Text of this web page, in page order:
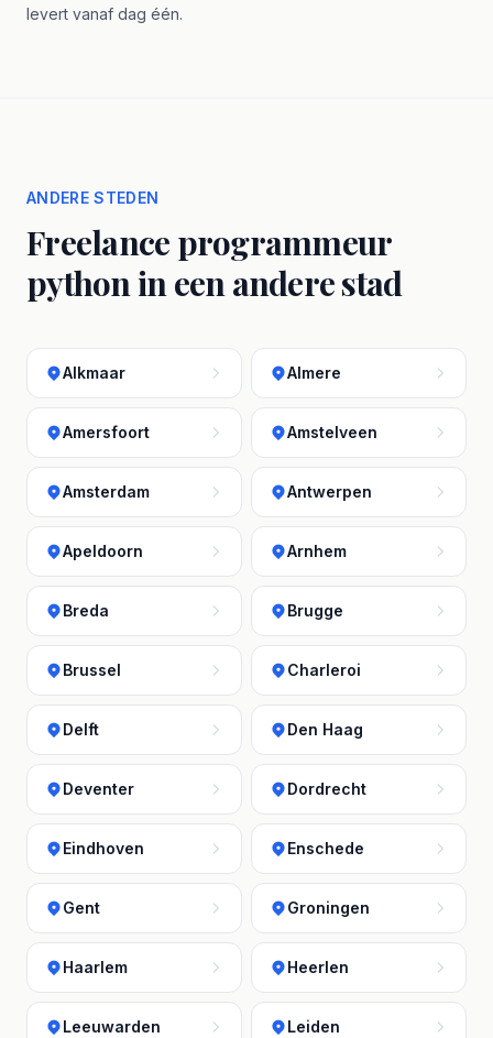
levert vanaf dag één.
ANDERE STEDEN
Freelance programmeur
python in een andere stad
Alkmaar Almere
Amersfoort Amstelveen
Amsterdam Antwerpen
Apeldoorn Arnhem
Breda Brugge
Brussel Charleroi
Delft Den Haag
Deventer Dordrecht
Eindhoven Enschede
Gent Groningen
Haarlem Heerlen
Leeuwarden Leiden